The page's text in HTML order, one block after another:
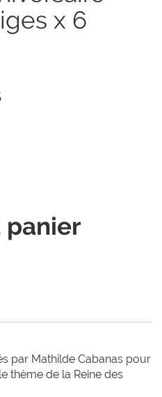
x 6
panier
par Mathilde Cabanas pour
thème de la Reine des